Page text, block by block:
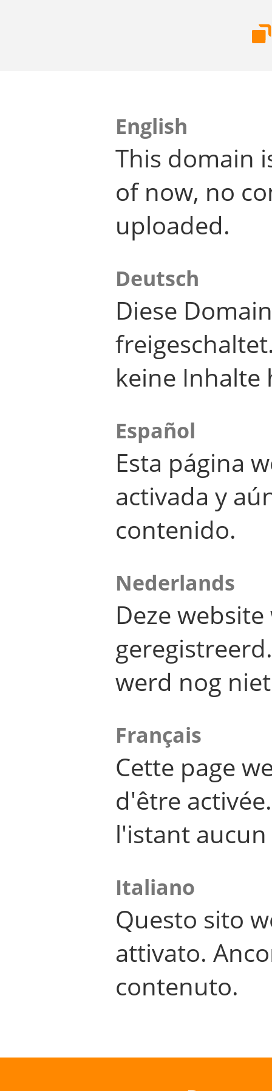
English
This domain
of now, no
uploaded.
Deutsch
Diese
keine Inhalte
Español
Esta página
activada y
contenido.
Nederlands
Deze
werd nog
Français
Cette page
d'être
l'istant
Italiano
Questo sito
attivato.
contenuto.